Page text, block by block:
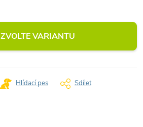
ZVOLTE VARIANTU
Hlídací pes Sdílet